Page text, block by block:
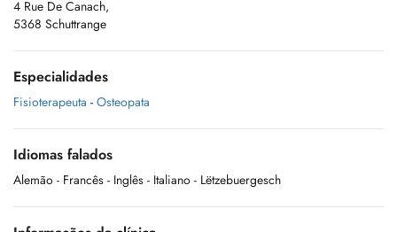
4 Rue De Canach,
5368 Schuttrange
Especialidades
Fisioterapeuta - Osteopata
Idiomas falados
Alemão - Francês - Inglês - Italiano - Lëtzebuergesch